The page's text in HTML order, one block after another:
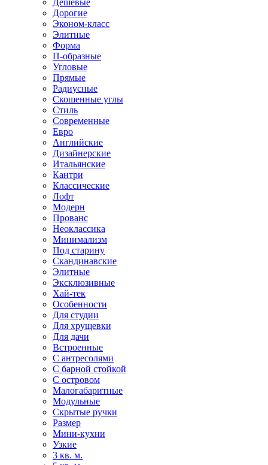
Дешевые
Дорогие
Эконом-класс
Элитные
Форма
П-образные
Угловые
Прямые
Радиусные
Скошенные углы
Стиль
Современные
Евро
Английские
Дизайнерские
Итальянские
Кантри
Классические
Лофт
Модерн
Прованс
Неоклассика
Минимализм
Под старину
Скандинавские
Элитные
Эксклюзивные
Хай-тек
Особенности
Для студии
Для хрущевки
Для дачи
Встроенные
С антресолями
С барной стойкой
С островом
Малогабаритные
Модульные
Скрытые ручки
Размер
Мини-кухни
Узкие
3 кв. м.